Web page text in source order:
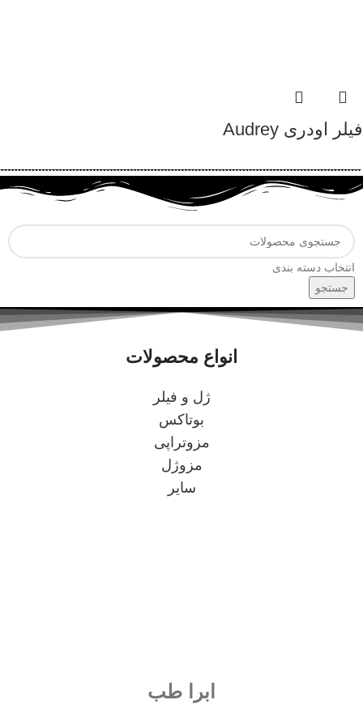
فیلر اودری Audrey
انتخاب دسته بندی
جستجو
انواع محصولات
ژل و فیلر
بوتاکس
مزوتراپی
مزوژل
سایر
ابرا طب